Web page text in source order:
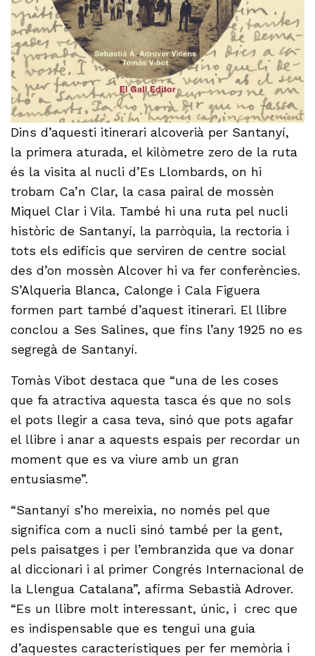
Dins d’aquesti itinerari alcoverià per Santanyí,
la primera aturada, el kilòmetre zero de la ruta
és la visita al nucli d’Es Llombards, on hi
trobam Ca’n Clar, la casa pairal de mossèn
Miquel Clar i Vila. També hi una ruta pel nucli
històric de Santanyí, la parròquia, la rectoria i
tots els edificis que serviren de centre social
des d’on mossèn Alcover hi va fer conferències.
S’Alqueria Blanca, Calonge i Cala Figuera
formen part també d’aquest itinerari. El llibre
conclou a Ses Salines, que fins l’any 1925 no es
segregà de Santanyí.
Tomàs Vibot destaca que “una de les coses
que fa atractiva aquesta tasca és que no sols
el pots llegir a casa teva, sinó que pots agafar
el llibre i anar a aquests espais per recordar un
moment que es va viure amb un gran
entusiasme”.
“Santanyí s’ho mereixia, no només pel que
significa com a nucli sinó també per la gent,
pels paisatges i per l’embranzida que va donar
al diccionari i al primer Congrés Internacional de
la Llengua Catalana”, afirma Sebastià Adrover.
“Es un llibre molt interessant, únic, i crec que
es indispensable que es tengui una guia
d’aquestes característiques per fer memòria i